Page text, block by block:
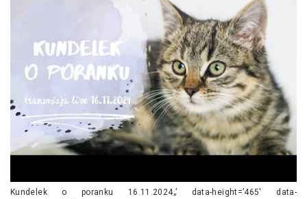
Kundelek o poranku 16.11.2024„’ data-height=’465′ data-